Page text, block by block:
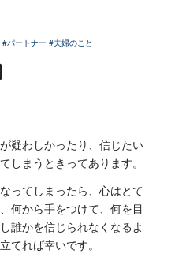
#パートナー #夫婦のこと
疑わしかったり、信じたい
しまうときってあります。
ってしまったら、心はとて
何から手をつけて、何を目
誰かを信じられなくなるよ
てれば幸いです。